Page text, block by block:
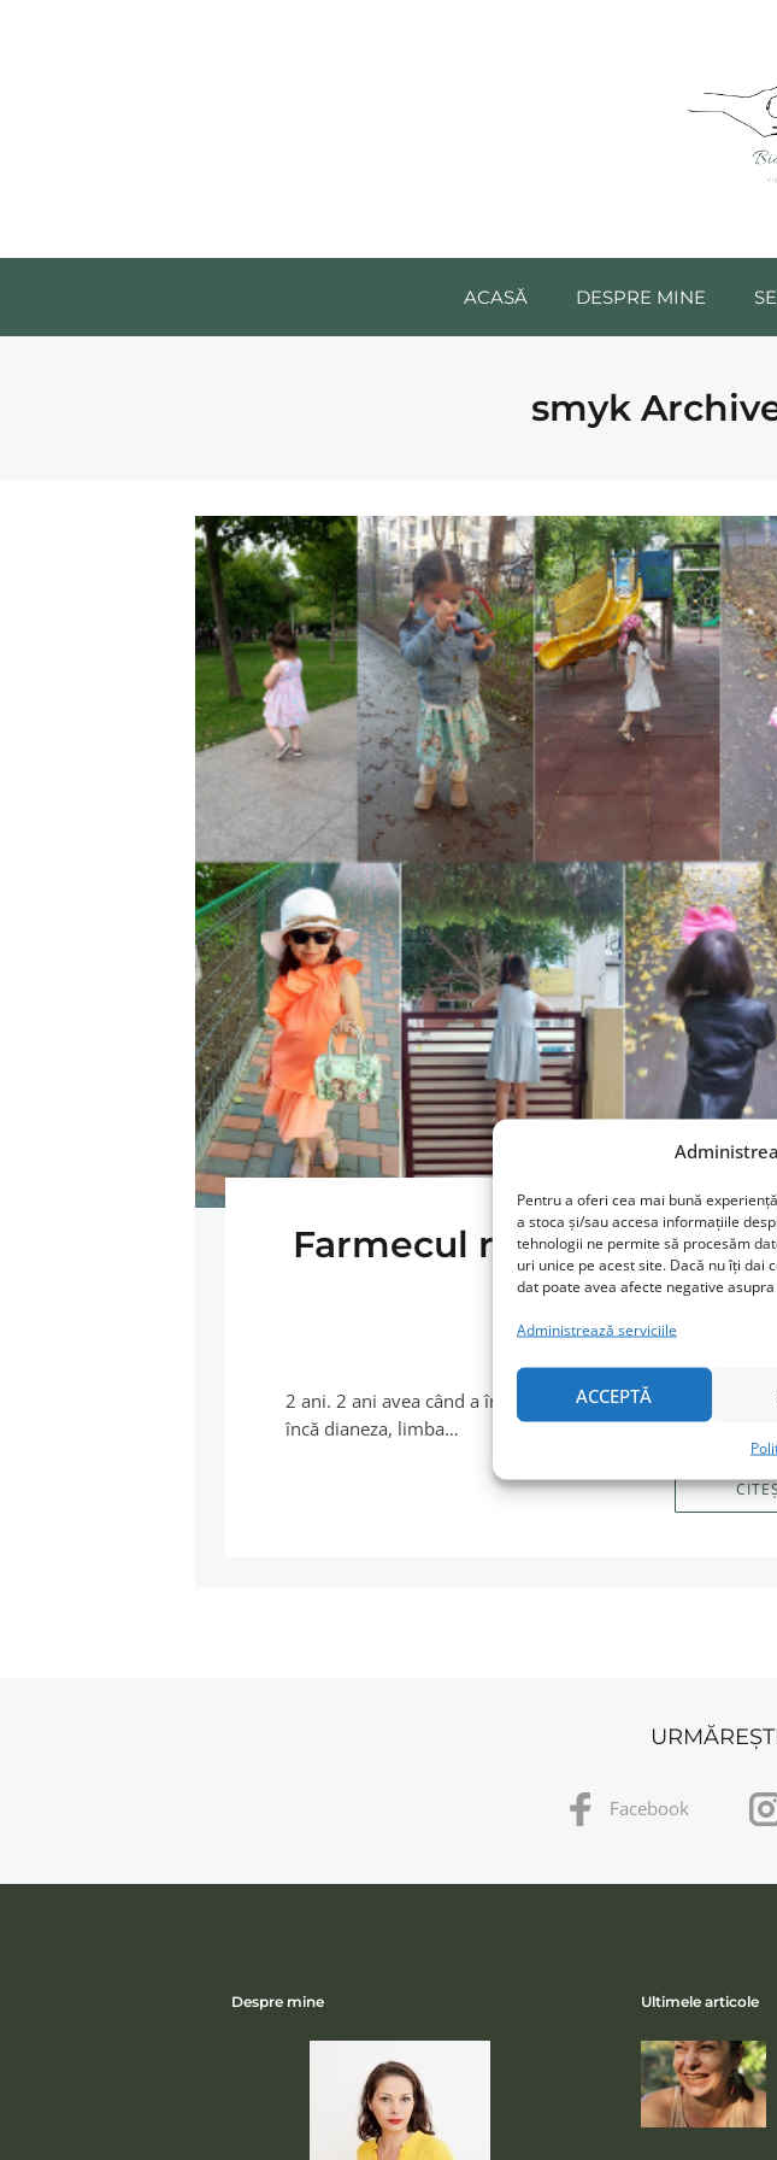
Pentru a oferi cea mai bună
a stoca și/sau accesa informațiile
tehnologii ne permite să procesăm
uri unice pe acest site. Dacă nu îți
dat poate avea afecte negative
Administrează serviciile
ACCEPTĂ
ACASĂ DESPRE MINE
smyk
Farmecul reducerilor
Şi
2 SEPTEMBRIE
2 ani. 2 ani avea când a început să se îmbrace singură şi
încă dianeza, limba…
Facebook
Despre mine Ultimele articole